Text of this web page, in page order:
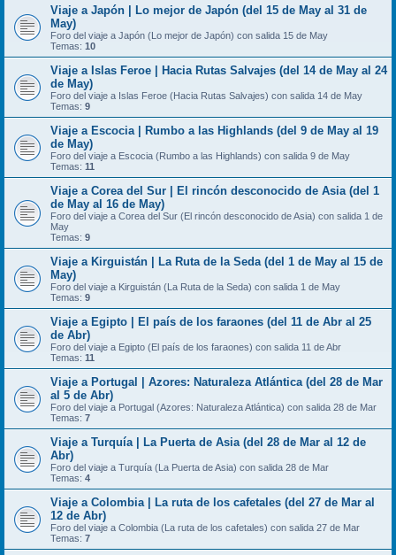
Viaje a Japón | Lo mejor de Japón (del 15 de May al 31 de
May)
Foro del viaje a Japón (Lo mejor de Japón) con salida 15 de May
Temas: 10
Viaje a Islas Feroe | Hacia Rutas Salvajes (del 14 de May al 24
de May)
Foro del viaje a Islas Feroe (Hacia Rutas Salvajes) con salida 14 de May
Temas: 9
Viaje a Escocia | Rumbo a las Highlands (del 9 de May al 19
de May)
Foro del viaje a Escocia (Rumbo a las Highlands) con salida 9 de May
Temas: 11
Viaje a Corea del Sur | El rincón desconocido de Asia (del 1
de May al 16 de May)
Foro del viaje a Corea del Sur (El rincón desconocido de Asia) con salida 1 de
May
Temas: 9
Viaje a Kirguistán | La Ruta de la Seda (del 1 de May al 15 de
May)
Foro del viaje a Kirguistán (La Ruta de la Seda) con salida 1 de May
Temas: 9
Viaje a Egipto | El país de los faraones (del 11 de Abr al 25
de Abr)
Foro del viaje a Egipto (El país de los faraones) con salida 11 de Abr
Temas: 11
Viaje a Portugal | Azores: Naturaleza Atlántica (del 28 de Mar
al 5 de Abr)
Foro del viaje a Portugal (Azores: Naturaleza Atlántica) con salida 28 de Mar
Temas: 7
Viaje a Turquía | La Puerta de Asia (del 28 de Mar al 12 de
Abr)
Foro del viaje a Turquía (La Puerta de Asia) con salida 28 de Mar
Temas: 4
Viaje a Colombia | La ruta de los cafetales (del 27 de Mar al
12 de Abr)
Foro del viaje a Colombia (La ruta de los cafetales) con salida 27 de Mar
Temas: 7